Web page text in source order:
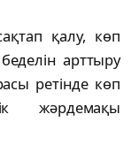
қалу, көп
арттыру
ретінде көп
жәрдемақы